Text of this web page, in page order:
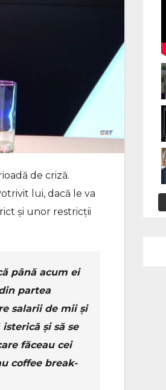
de criză.
lui, dacă le va
și unor restricții
până acum ei
partea
salarii de mii și
și să se
făceau cei
coffee break-